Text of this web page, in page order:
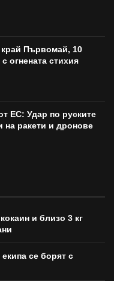
Първомай, 10
огнената стихия
ЕС: Удар по руските
на ракети и дронове
и близо 3 кг
се борят с